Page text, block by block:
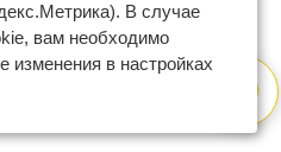
В случае
вам необходимо
изменения в настройках